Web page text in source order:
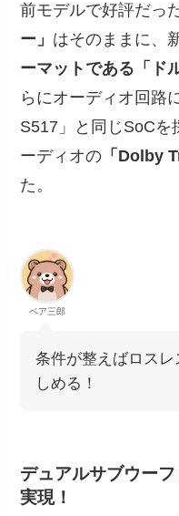
前モデルで好評だっ
ー」 はそのままに、
ーマットである「ド
らにオーディオ回路
S517」と同じSoCを
ーディオの 「Dolby
た。
ベア三郎
条件が整えばロス
しめる！
デュアルサブウー
実現！